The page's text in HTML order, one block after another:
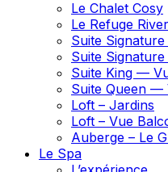
Le Chalet Cosy
Le Refuge
Suite Signature
Suite
Suite King —
Suite Queen —
Loft – Jardins
Loft – Vue
Auberge – Le
Le Spa